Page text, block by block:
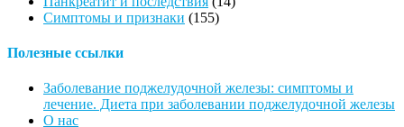
Симптомы и признаки (155)
Полезные ссылки
Заболевание поджелудочной железы: симптомы и
лечение. Диета при заболевании поджелудочной железы
О нас